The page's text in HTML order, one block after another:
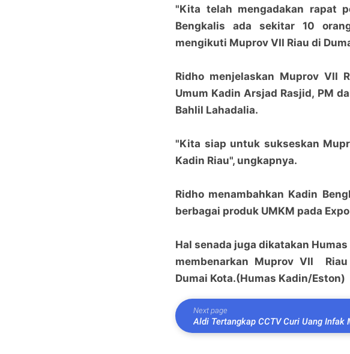
"Kita telah mengadakan rapat
Bengkalis ada sekitar 10
mengikuti Muprov VII Riau di
Ridho menjelaskan Muprov VII
Umum Kadin Arsjad Rasjid, PM
Bahlil Lahadalia.
"Kita siap untuk sukseskan
Kadin Riau", ungkapnya.
Ridho menambahkan Kadin
berbagai produk UMKM pada
Hal senada juga dikatakan
membenarkan Muprov VII
Dumai Kota.(Humas Kadin/Eston)
Next page
Aldi Tertangkap CCTV Curi Uang